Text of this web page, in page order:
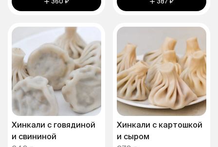
360 ₽ 387 ₽
Хинкали с говядиной
и свининой
Хинкали с картошкой
и сыром